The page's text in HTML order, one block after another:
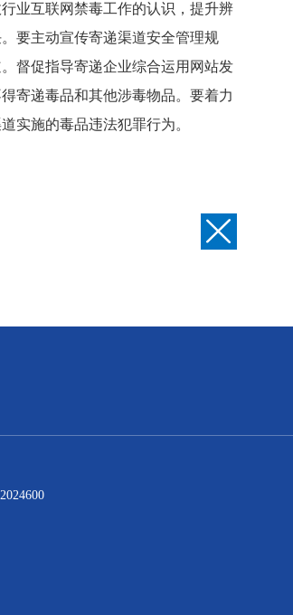
业互联网禁毒工作的认识，提升辨
要主动宣传寄递渠道安全管理规
督促指导寄递企业综合运用网站发
寄递毒品和其他涉毒物品。要着力
实施的毒品违法犯罪行为。